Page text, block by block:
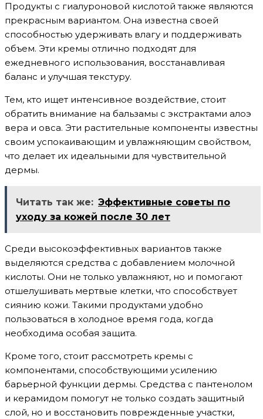
Продукты с гиалуроновой кислотой также являются
прекрасным вариантом. Она известна своей
способностью удерживать влагу и поддерживать
объем. Эти кремы отлично подходят для
ежедневного использования, восстанавливая
баланс и улучшая текстуру.
Тем, кто ищет интенсивное воздействие, стоит
обратить внимание на бальзамы с экстрактами алоэ
вера и овса. Эти растительные компоненты известны
своим успокаивающим и увлажняющим свойством,
что делает их идеальными для чувствительной
дермы.
Читать так же: Эффективные советы по
уходу за кожей после 30 лет
Среди высокоэффективных вариантов также
выделяются средства с добавлением молочной
кислоты. Они не только увлажняют, но и помогают
отшелушивать мертвые клетки, что способствует
сиянию кожи. Такими продуктами удобно
пользоваться в холодное время года, когда
необходима особая защита.
Кроме того, стоит рассмотреть кремы с
компонентами, способствующими усилению
барьерной функции дермы. Средства с пантенолом
и керамидом помогут не только создать защитный
слой, но и восстановить поврежденные участки,